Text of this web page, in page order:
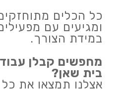
כל הכלים
ומגיעים עם
במידת הצורך.
מחפשים קבלן
בית שאן?
אצלנו תמצאו את כל